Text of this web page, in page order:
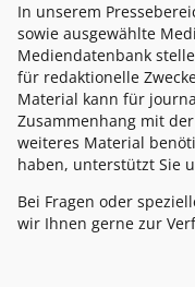
In unserem
sowie ausgewählte
Mediendatenbank
für redaktionelle
Material kann für
Zusammenhang mit
weiteres Material
haben, unterstützt Sie
Bei Fragen oder
wir Ihnen gerne zur